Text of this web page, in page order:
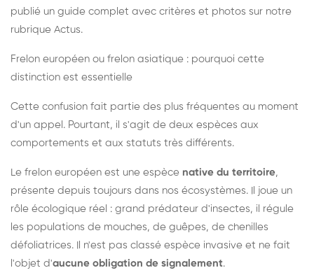
publié un guide complet avec critères et photos sur notre
rubrique Actus.
Frelon européen ou frelon asiatique : pourquoi cette
distinction est essentielle
Cette confusion fait partie des plus fréquentes au moment
d'un appel. Pourtant, il s'agit de deux espèces aux
comportements et aux statuts très différents.
Le frelon européen est une espèce native du territoire,
présente depuis toujours dans nos écosystèmes. Il joue un
rôle écologique réel : grand prédateur d'insectes, il régule
les populations de mouches, de guêpes, de chenilles
défoliatrices. Il n'est pas classé espèce invasive et ne fait
l'objet d'aucune obligation de signalement.